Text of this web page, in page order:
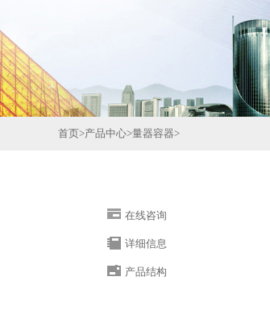
首页>产品中心>量器容器>
在线咨询
详细信息
产品结构